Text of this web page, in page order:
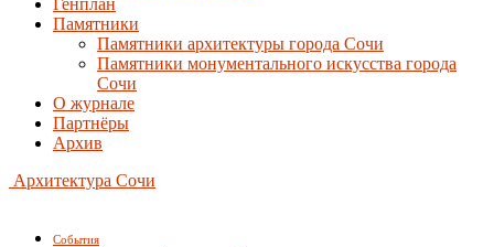
Генплан
Памятники
Памятники архитектуры города Сочи
Памятники монументального искусства города
Сочи
О журнале
Партнёры
Архив
Архитектура Сочи
События